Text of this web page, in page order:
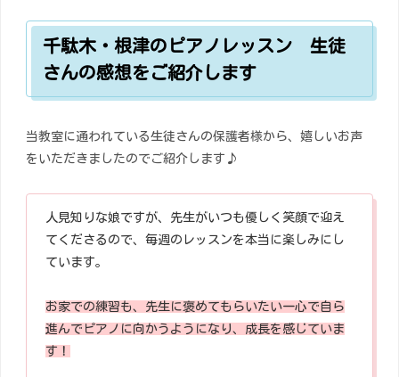
千駄木・根津のピアノレッスン 生徒
さんの感想をご紹介します
当教室に通われている生徒さんの保護者様から、嬉しいお声
をいただきましたのでご紹介します♪
人見知りな娘ですが、先生がいつも優しく笑顔で迎え
てくださるので、毎週のレッスンを本当に楽しみにし
ています。
お家での練習も、先生に褒めてもらいたい一心で自ら
進んでピアノに向かうようになり、成長を感じていま
す！